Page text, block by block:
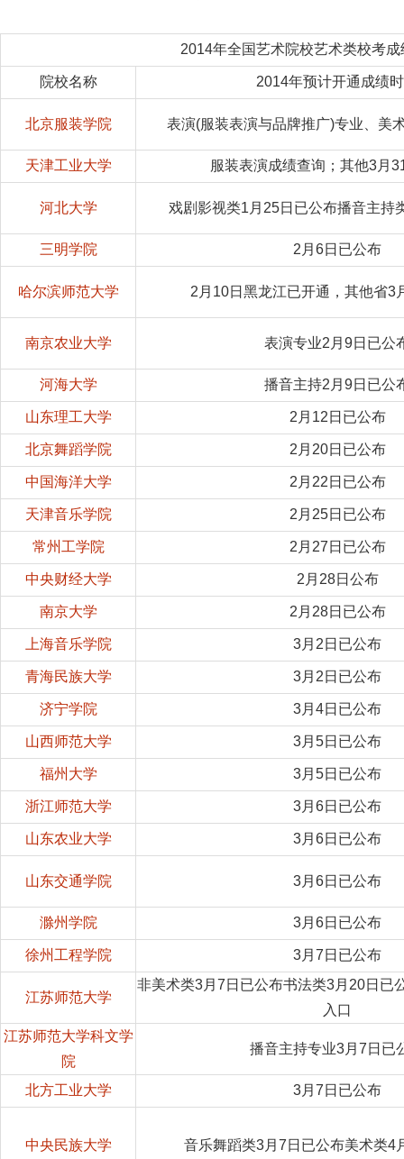
2014年全国艺术院校艺术类校考
院校名称 2014年预计开通成绩
北京服装学院 表演(服装表演与品牌推广)专业、美
天津工业大学 服装表演成绩查询；其他3月
河北大学 戏剧影视类1月25日已公布播音主持
三明学院 2月6日已公布
哈尔滨师范大学 2月10日黑龙江已开通，其他省3
南京农业大学 表演专业2月9日已公
河海大学 播音主持2月9日已公
山东理工大学 2月12日已公布
北京舞蹈学院 2月20日已公布
中国海洋大学 2月22日已公布
天津音乐学院 2月25日已公布
常州工学院 2月27日已公布
中央财经大学 2月28日公布
南京大学 2月28日已公布
上海音乐学院 3月2日已公布
青海民族大学 3月2日已公布
济宁学院 3月4日已公布
山西师范大学 3月5日已公布
福州大学 3月5日已公布
浙江师范大学 3月6日已公布
山东农业大学 3月6日已公布
山东交通学院 3月6日已公布
滁州学院 3月6日已公布
徐州工程学院 3月7日已公布
江苏师范大学
非美术类3月7日已公布书法类3月20日已
入口
江苏师范大学科文学
院
播音主持专业3月7日已
北方工业大学 3月7日已公布
中央民族大学 音乐舞蹈类3月7日已公布美术类4